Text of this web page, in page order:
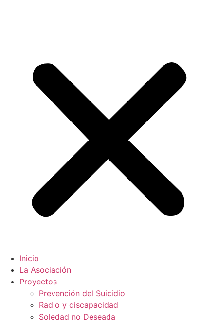
Inicio
La Asociación
Proyectos
Prevención del Suicidio
Radio y discapacidad
Soledad no Deseada